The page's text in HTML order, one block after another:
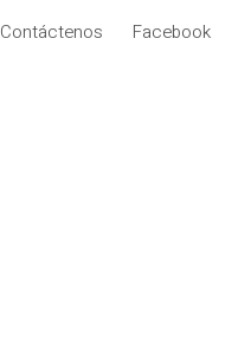
Contáctenos Facebook